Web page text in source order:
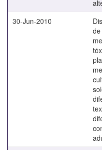
30-Jun-2010